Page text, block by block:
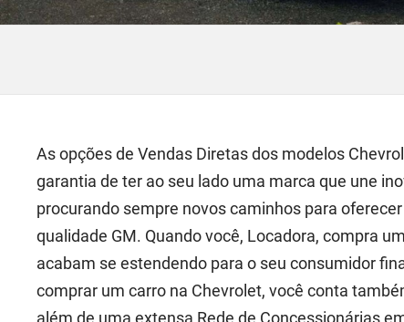
As opções de Vendas Diretas dos modelos
garantia de ter ao seu lado uma marca que une
procurando sempre novos caminhos para
qualidade GM. Quando você, Locadora, compra
acabam se estendendo para o seu consumidor
comprar um carro na Chevrolet, você conta
além de uma extensa Rede de Concessionárias